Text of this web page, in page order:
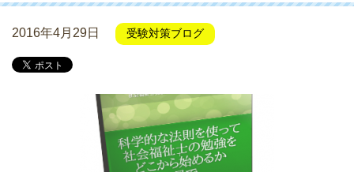
2016年4月29日 受験対策ブログ